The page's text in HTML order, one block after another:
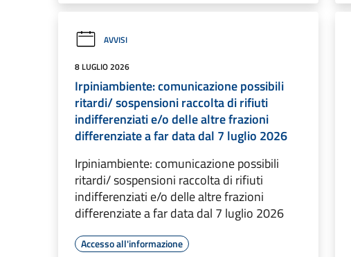
AVVISI
8 LUGLIO 2026
Irpiniambiente: comunicazione possibili
ritardi/ sospensioni raccolta di rifiuti
indifferenziati e/o delle altre frazioni
differenziate a far data dal 7 luglio 2026
Irpiniambiente: comunicazione possibili
ritardi/ sospensioni raccolta di rifiuti
indifferenziati e/o delle altre frazioni
differenziate a far data dal 7 luglio 2026
Accesso all'informazione